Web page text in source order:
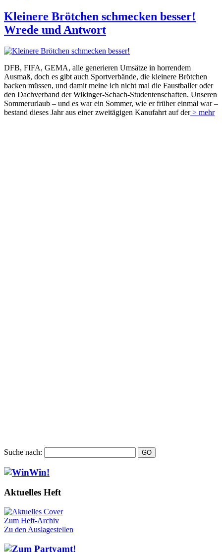
Kleinere Brötchen schmecken besser!
Wrede und Antwort
DFB, FIFA, GEMA, alle generieren Umsätze in horrendem
Ausmaß, doch es gibt auch Sportverbände, die kleinere Brötchen
backen müssen, und damit meine ich nicht mal die Faustballer oder
den Dachverband der Wikinger-Schach-Studentenschaften. Unseren
Sommerurlaub – und es war ein Sommer, wie er früher einmal war –
bestand dieses Jahr aus einer zweitägigen Kanufahrt auf der> mehr
Suche nach:
Aktuelles Heft
Zum Heft-Archiv
Zu den Auslagestellen